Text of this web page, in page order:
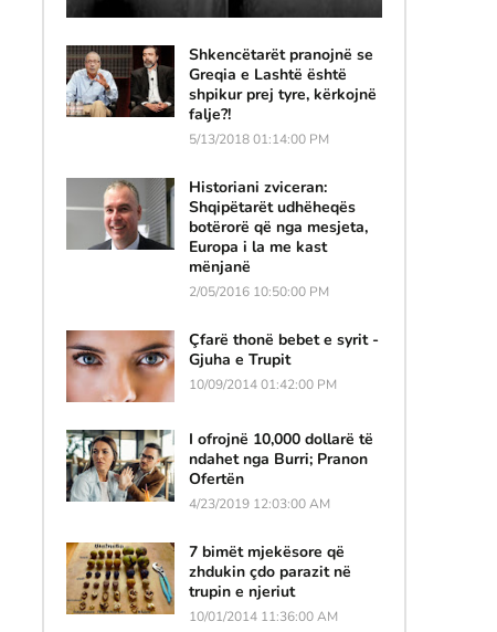
Shkencëtarët pranojnë se
Greqia e Lashtë është
shpikur prej tyre, kërkojnë
falje?!
5/13/2018 01:14:00 PM
Historiani zviceran:
Shqipëtarët udhëheqës
botërorë që nga mesjeta,
Europa i la me kast
mënjanë
2/05/2016 10:50:00 PM
Çfarë thonë bebet e syrit -
Gjuha e Trupit
10/09/2014 01:42:00 PM
I ofrojnë 10,000 dollarë të
ndahet nga Burri; Pranon
Ofertën
4/23/2019 12:03:00 AM
7 bimët mjekësore që
zhdukin çdo parazit në
trupin e njeriut
10/01/2014 11:36:00 AM